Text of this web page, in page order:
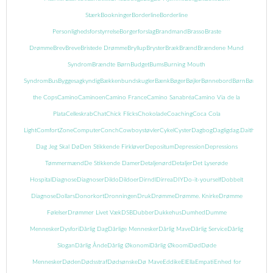
StærkBookningerBorderlineBorderline
PersonlighedsforstyrrelseBorgerforslagBrandmand Brasso Braste
DrømmeBrevBreveBristede DrømmeBryllup BrysterBrækBrænd Brændene Mund
SyndromBrændte Børn BudgetBumsBurning Mouth
SyndromBusByggesagkyndigBækkenbundskuglerBænkBøgerBøjlerBønnebord Børn Børnebog
the CopsCaminoCaminoenCamino FranceCamino SanabréaCamino Via de la
PlataCelleskrabChatChick FlicksChokoladeCoachingCoca Cola
LightComfortZoneComputerConchCowboystøvlerCykelCysterDagbogDagligdag.Daith
Dag Jeg Skal Dø Den Stikkende FirkløverDepositumDepression Depressions
Tømmermænd De Stikkende DamerDetaljenørd DetaljerDet Lyserøde
Hospital DiagnoseDiagnoserDildo DildoerDirndl Dirrea DIYDo-it-yourselfDobbelt
DiagnoseDollarsDonorkortDronningen DrukDrømmeDrømme. KnirkeDrømme
FølelserDrømmer Livet VækDSBDubberDukkehusDumhed Dumme
MenneskerDysforiDårlig DagDårlige MenneskerDårlig MaveDårlig ServiceDårlig
Slogan Dårlig ÅndeDårlig ØkonomiDårlig ØkoomiDød Døde
MenneskerDøden DødsstrafDødsønskeDø MaveEddikeEl Ella Empati Enhed for